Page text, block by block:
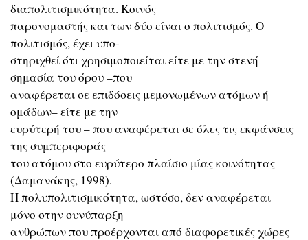
διαπολιτισμικότητα. Κοινός
παρονομαστής και των δύο είναι ο πολιτισμός. Ο
πολιτισμός, έχει υπο-
στηριχθεί ότι χρησιμοποιείται είτε με την στενή
σημασία του όρου –που
αναφέρεται σε επιδόσεις μεμονωμένων ατόμων ή
ομάδων– είτε με την
ευρύτερή του – που αναφέρεται σε όλες τις εκφάνσεις
της συμπεριφοράς
του ατόμου στο ευρύτερο πλαίσιο μίας κοινότητας
(Δαμανάκης, 1998).
Η πολυπολιτισμικότητα, ωστόσο, δεν αναφέρεται
μόνο στην συνύπαρξη
ανθρώπων που προέρχονται από διαφορετικές χώρες